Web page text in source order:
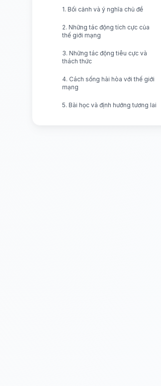
1. Bối cảnh và ý nghĩa chủ đề
2. Những tác động tích cực của
thế giới mạng
3. Những tác động tiêu cực và
thách thức
4. Cách sống hài hòa với thế giới
mạng
5. Bài học và định hướng tương lai